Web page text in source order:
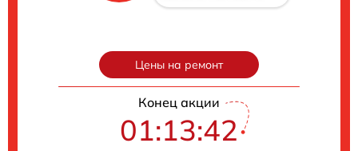
Цены на ремонт
Конец акции
01:13:40